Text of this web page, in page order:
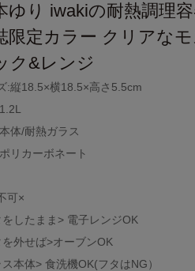
ゆり iwakiの耐熱調理
限定カラー クリアな
ク&レンジ
:縦18.5×横18.5×高さ5.5cm
体/耐熱ガラス
リカーボネート
可×
したまま> 電子レンジOK
外せば>オーブンOK
本体> 食洗機OK(フタはNG）